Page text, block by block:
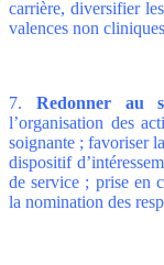
carrière, diversifier
valences non
7. Redonner au
l’organisation des
soignante ; favoriser
dispositif
de service ; prise en
la nomination des